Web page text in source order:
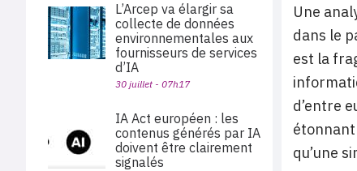
Une
dans le
est la
d’entre
étonnant
qu’une
L’Arcep va élargir sa
collecte de données
environnementales aux
fournisseurs de services
d’IA
30 juillet - 07h17
IA Act européen : les
contenus générés par IA
doivent être clairement
signalés